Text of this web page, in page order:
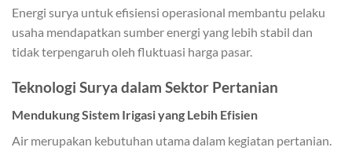
Energi surya untuk efisiensi operasional membantu pelaku
usaha mendapatkan sumber energi yang lebih stabil dan
tidak terpengaruh oleh fluktuasi harga pasar.
Teknologi Surya dalam Sektor Pertanian
Mendukung Sistem Irigasi yang Lebih Efisien
Air merupakan kebutuhan utama dalam kegiatan pertanian.